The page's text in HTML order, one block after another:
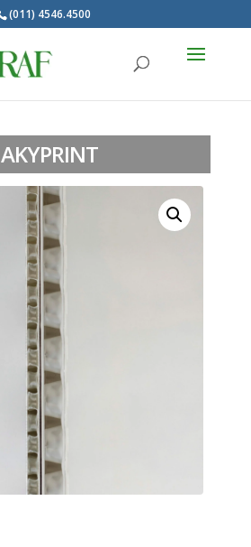
(011) 4546.4500
AKYPRINT